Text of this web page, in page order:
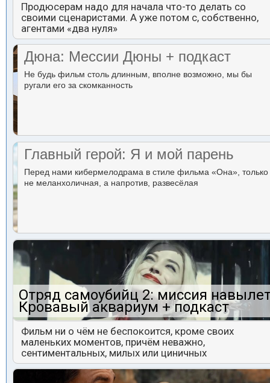
Продюсерам надо для начала что-то делать со
своими сценаристами. А уже потом с, собственно,
агентами «два нуля»
Дюна: Мессии Дюны + подкаст
Не будь фильм столь длинным, вполне возможно, мы бы
ругали его за скомканность
Главный герой: Я и мой парень
Перед нами кибермелодрама в стиле фильма «Она», только
не меланхоличная, а напротив, развесёлая
Отряд самоубийц 2: миссия
Кровавый аквариум + подкаст
Фильм ни о чём не беспокоится, кроме своих
маленьких моментов, причём неважно,
сентиментальных, милых или циничных